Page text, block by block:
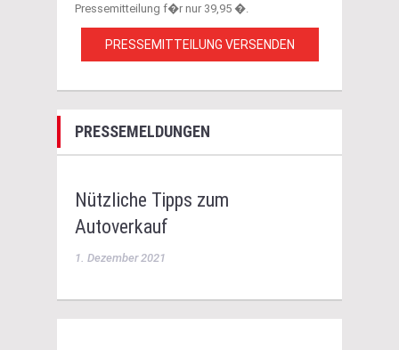
Pressemitteilung f�r nur 39,95 �.
PRESSEMITTEILUNG VERSENDEN
PRESSEMELDUNGEN
Nützliche Tipps zum
Autoverkauf
1. Dezember 2021